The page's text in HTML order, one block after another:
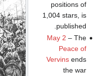
positions of
1,004 stars, is
published.
May 2 – The
Peace of
Vervinsends
the war